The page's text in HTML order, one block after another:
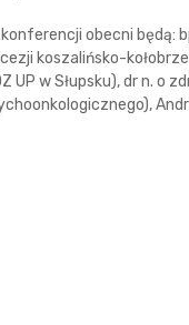
konferencji obecni będą:
koszalińsko-
UP w Słupsku), dr n.